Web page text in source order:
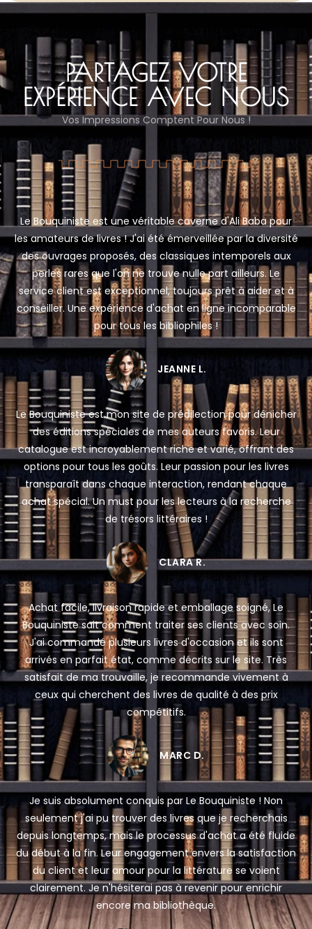
PARTAGEZ VOTRE
EXPÉRIENCE AVEC NOUS
Vos Impressions Comptent Pour Nous !
Le Bouquiniste est une véritable caverne d'Ali Baba pour
les amateurs de livres ! J'ai été émerveillée par la diversité
des ouvrages proposés, des classiques intemporels aux
perles rares que l'on ne trouve nulle part ailleurs. Le
service client est exceptionnel, toujours prêt à aider et à
conseiller. Une expérience d'achat en ligne incomparable
pour tous les bibliophiles !
JEANNE L.
Le Bouquiniste est mon site de prédilection pour dénicher
des éditions spéciales de mes auteurs favoris. Leur
catalogue est incroyablement riche et varié, offrant des
options pour tous les goûts. Leur passion pour les livres
transparaît dans chaque interaction, rendant chaque
achat spécial. Un must pour les lecteurs à la recherche
de trésors littéraires !
CLARA R.
Achat facile, livraison rapide et emballage soigné, Le
Bouquiniste sait comment traiter ses clients avec soin.
J'ai commandé plusieurs livres d'occasion et ils sont
arrivés en parfait état, comme décrits sur le site. Très
satisfait de ma trouvaille, je recommande vivement à
ceux qui cherchent des livres de qualité à des prix
compétitifs.
MARC D.
Je suis absolument conquis par Le Bouquiniste ! Non
seulement j'ai pu trouver des livres que je recherchais
depuis longtemps, mais le processus d'achat a été fluide
du début à la fin. Leur engagement envers la satisfaction
du client et leur amour pour la littérature se voient
clairement. Je n'hésiterai pas à revenir pour enrichir
encore ma bibliothèque.